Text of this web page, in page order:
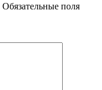
Обязательные поля